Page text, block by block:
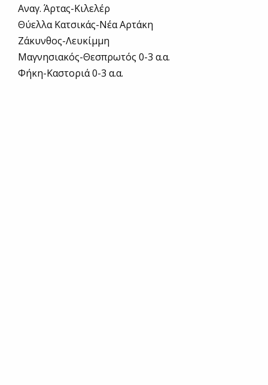
Αναγ. Άρτας-Κιλελέρ
Θύελλα Κατσικάς-Νέα Αρτάκη
Ζάκυνθος-Λευκίμμη
Μαγνησιακός-Θεσπρωτός 0-3 α.α.
Φήκη-Καστοριά 0-3 α.α.